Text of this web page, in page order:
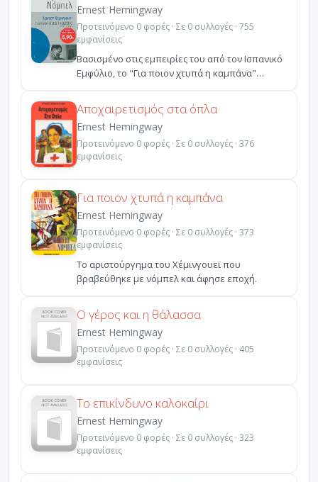
Ernest Hemingway
Προτεινόμενο 0 φορές · Σε 0 συλλογές · 755
εμφανίσεις
Βασισμένο στις εμπειρίες του από τον Ισπανικό
Εμφύλιο, το "Για ποιον χτυπά η καμπάνα"
θεωρήθηκε από ...
Αποχαιρετισμός στα όπλα
Ernest Hemingway
Προτεινόμενο 0 φορές · Σε 0 συλλογές · 376
εμφανίσεις
Για ποιον χτυπά η καμπάνα
Ernest Hemingway
Προτεινόμενο 0 φορές · Σε 0 συλλογές · 373
εμφανίσεις
Το αριστούργημα του Χέμινγουεϊ που
βραβεύθηκε με νόμπελ και άφησε εποχή.
Ο γέρος και η θάλασσα
Ernest Hemingway
Προτεινόμενο 0 φορές · Σε 0 συλλογές · 405
εμφανίσεις
Το επικίνδυνο καλοκαίρι
Ernest Hemingway
Προτεινόμενο 0 φορές · Σε 0 συλλογές · 323
εμφανίσεις